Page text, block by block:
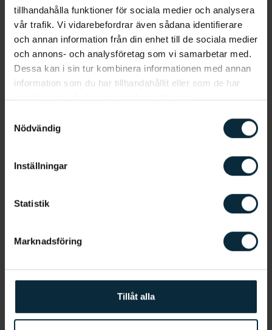
tillhandahålla funktioner för sociala medier och analysera
vår trafik. Vi vidarebefordrar även sådana identifierare
och annan information från din enhet till de sociala medier
och annons- och analysföretag som vi samarbetar med.
Dessa kan i sin tur kombinera informationen med annan
information som du har tillhandahållit eller som de har
samlat in när du har använt deras tjänster.
Nödvändig
Inställningar
Statistik
Marknadsföring
Tillåt alla